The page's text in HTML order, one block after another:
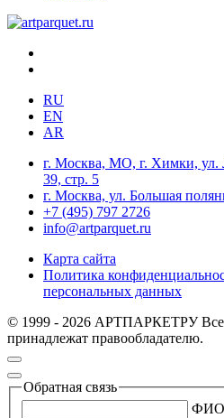
RU
EN
AR
г. Москва, МО, г. Химки, ул.
39, стр. 5
г. Москва, ул. Большая
+7 (495) 797 2726
info@artparquet.ru
Карта сайта
Политика
персональных данных
© 1999 - 2026 АРТПАРКЕТРУ Все
принадлежат правообладателю.
Обратная связь